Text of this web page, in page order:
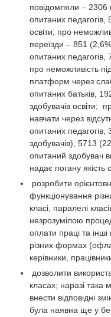
повідомляли – 2306
опитаних
освіти; про
переїзди – 851
опитаних педагогів,
про неможливість
платформ через
опитаних батьків,
здобувачів освіти;
навчати через
опитаних
здобувачів), 5713
опитаний здобувач
надає погану якість
розробити
функціонування
класі, паралелі
незрозумілою
оплати праці та
різних формах
керівники,
дозволити
класах; наразі така
внести відповідні
була наявна ще у